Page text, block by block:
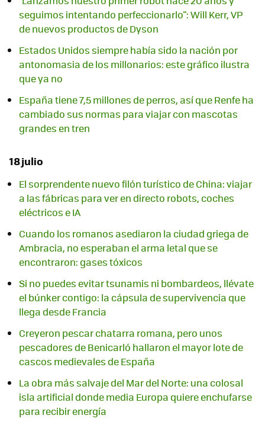
seguimos intentando perfeccionarlo": Will Kerr, VP
de nuevos productos de Dyson
Estados Unidos siempre había sido la nación por
antonomasia de los millonarios: este gráfico ilustra
que ya no
España tiene 7,5 millones de perros, así que Renfe ha
cambiado sus normas para viajar con mascotas
grandes en tren
18 julio
El sorprendente nuevo filón turístico de China: viajar
a las fábricas para ver en directo robots, coches
eléctricos e IA
Cuando los romanos asediaron la ciudad griega de
Ambracia, no esperaban el arma letal que se
encontraron: gases tóxicos
Si no puedes evitar tsunamis ni bombardeos, llévate
el búnker contigo: la cápsula de supervivencia que
llega desde Francia
Creyeron pescar chatarra romana, pero unos
pescadores de Benicarló hallaron el mayor lote de
cascos medievales de España
La obra más salvaje del Mar del Norte: una colosal
isla artificial donde media Europa quiere enchufarse
para recibir energía